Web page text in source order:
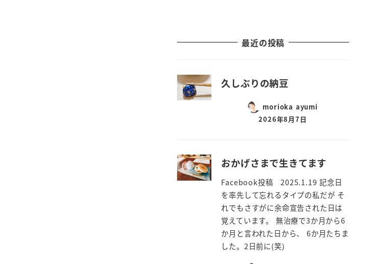
最近の投稿
久しぶりの納豆
morioka ayumi
2026年8月7日
おかげさまで生きてます
Facebook投稿 2025.1.19 記念日
を率先して忘れるタイプの私だが そ
れでもさすがに余命宣告された日は
覚えています。 無治療で3か月から6
か月と言われた日から、 6か月たちま
した。2日前に(笑)